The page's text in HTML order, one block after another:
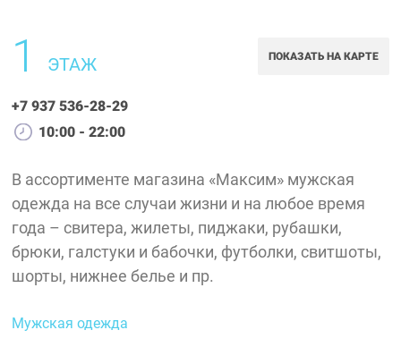
1 ЭТАЖ ПОКАЗАТЬ НА КАРТЕ
+7 937 536-28-29
10:00 - 22:00
В ассортименте магазина «Максим» мужская
одежда на все случаи жизни и на любое время
года – свитера, жилеты, пиджаки, рубашки,
брюки, галстуки и бабочки, футболки, свитшоты,
шорты, нижнее белье и пр.
Мужская одежда